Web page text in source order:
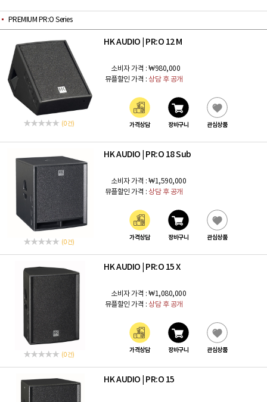
PREMIUM PR:O Series
(0 건)
HK AUDIO PR:O 12 M
소비자 가격 : ₩980,000
뮤플할인 가격 : 상담 후 공개
가격상담 장바구니 관심상품
(0 건)
HK AUDIO PR:O 18 Sub
소비자 가격 : ₩1,590,000
뮤플할인 가격 : 상담 후 공개
가격상담 장바구니 관심상품
(0 건)
HK AUDIO PR:O 15 X
소비자 가격 : ₩1,080,000
뮤플할인 가격 : 상담 후 공개
가격상담 장바구니 관심상품
HK AUDIO PR:O 15